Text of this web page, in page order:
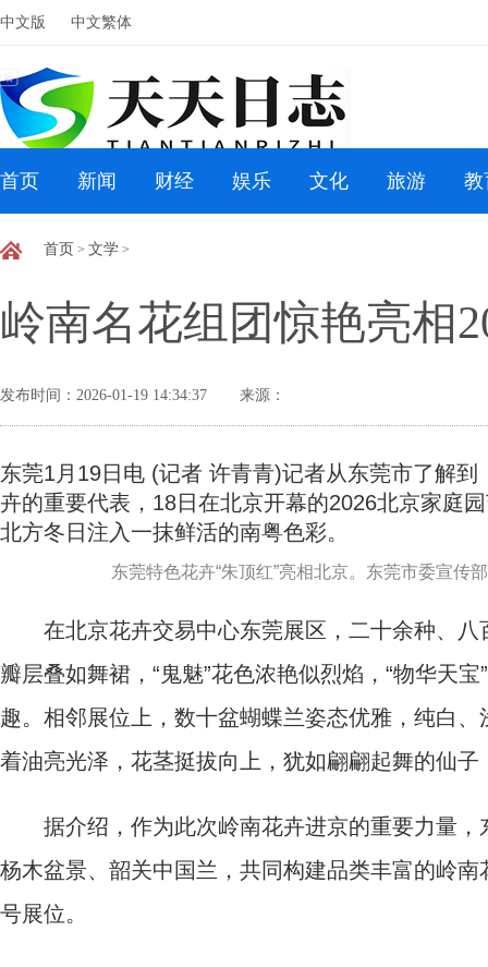
中文版 中文繁体
首页 新闻 财经 娱乐 文化 旅游 教
首页 > 文学 >
岭南名花组团惊艳亮相
发布时间：2026-01-19 14:34:37 来源：
东莞1月19日电 (记者 许青青)记者从东莞市了解到
卉的重要代表，18日在北京开幕的2026北京家庭
北方冬日注入一抹鲜活的南粤色彩。
东莞特色花卉“朱顶红”亮相北京。东莞市委宣传
在北京花卉交易中心东莞展区，二十余种、八
瓣层叠如舞裙，“鬼魅”花色浓艳似烈焰，“物华天
趣。相邻展位上，数十盆蝴蝶兰姿态优雅，纯白
着油亮光泽，花茎挺拔向上，犹如翩翩起舞的仙
据介绍，作为此次岭南花卉进京的重要力量，
杨木盆景、韶关中国兰，共同构建品类丰富的岭
号展位。